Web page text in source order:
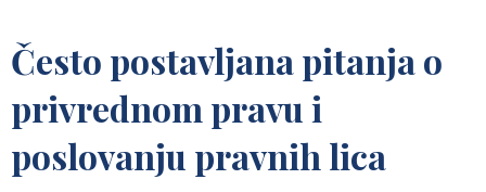
Često postavljana pitanja o
privrednom pravu i
poslovanju pravnih lica